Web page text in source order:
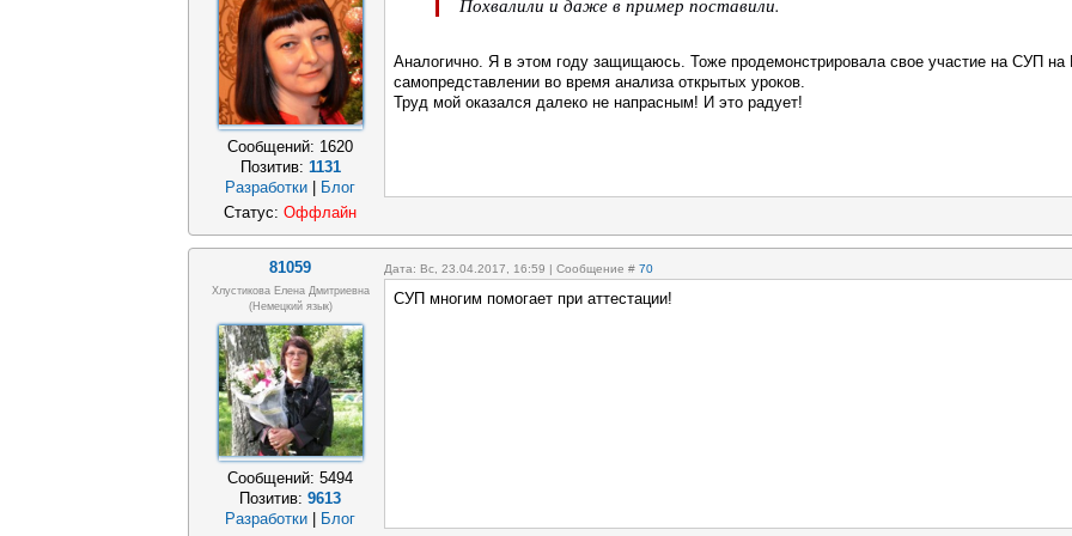
Сообщений: 1620
Позитив: 1131
Разработки
Блог
Похвалили и даже в пример поставили.
Аналогично. Я в этом году защищаюсь. Тоже продемонстрировала свое участие на СУП
самопредставлении во время анализа открытых уроков.
Труд мой оказался далеко не напрасным! И это радует!
Статус: Оффлайн
81059 Дата: Вс, 23.04.2017, 16:59 | Сообщение # 70
Хлустикова Елена Дмитриевна
(немецкий язык)
Сообщений: 5494
Позитив: 9613
Разработки
Блог
СУП многим помогает при аттестации!